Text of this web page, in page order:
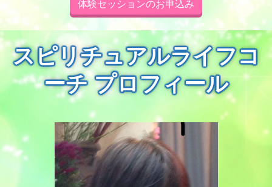
体験セッションのお申込み
スピリチュアルライフコ
ーチ プロフィール